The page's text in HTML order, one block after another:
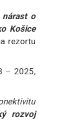
nárast o
Košice
rezortu
– 2025,
rozvoj